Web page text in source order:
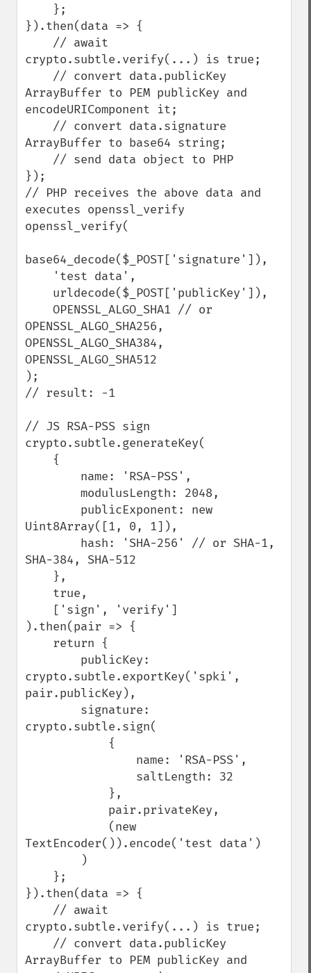
}).then(data => {
crypto.subtle.verify(...) is true;
ArrayBuffer to PEM publicKey and
encodeURIComponent it;
ArrayBuffer to base64 string;
});
// PHP receives the above data and
executes openssl_verify
openssl_verify(
base64_decode($_POST['signature']),
OPENSSL_ALGO_SHA256,
OPENSSL_ALGO_SHA384,
OPENSSL_ALGO_SHA512
);
// result: -1
// JS RSA-PSS sign
crypto.subtle.generateKey(
Uint8Array([1, 0, 1]),
SHA-384, SHA-512
).then(pair => {
crypto.subtle.exportKey('spki',
pair.publicKey),
crypto.subtle.sign(
TextEncoder()).encode('test data')
}).then(data => {
crypto.subtle.verify(...) is true;
ArrayBuffer to PEM publicKey and